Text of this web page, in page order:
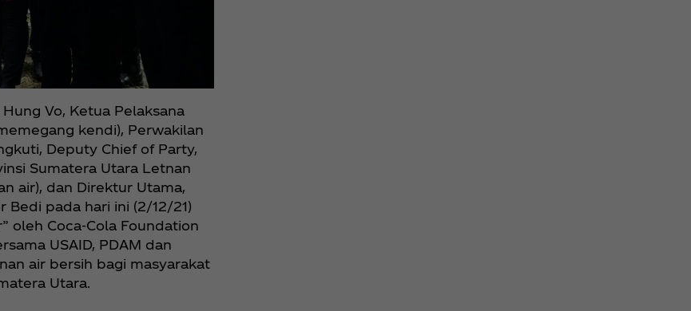
Vo, Ketua Pelaksana
kendi), Perwakilan
Deputy Chief of Party,
Sumatera Utara Letnan
air), dan Direktur Utama,
Bedi pada hari ini (2/12/21)
oleh Coca‑Cola Foundation
USAID, PDAM dan
air bersih bagi masyarakat
Utara.